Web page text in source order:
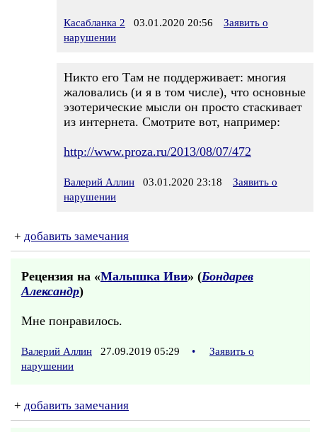
Касабланка 2 03.01.2020 20:56
Заявить о
нарушении
Никто его Там не поддерживает: многия
жаловались (и я в том числе), что основные
эзотерические мысли он просто стаскивает
из интернета. Смотрите вот, например:
http://www.proza.ru/2013/08/07/472
Валерий Аллин 03.01.2020 23:18
Заявить о
нарушении
+ добавить замечания
Рецензия на «Малышка Иви» (Бондарев
Александр)
Мне понравилось.
Валерий Аллин 27.09.2019 05:29 •
Заявить о
нарушении
+ добавить замечания